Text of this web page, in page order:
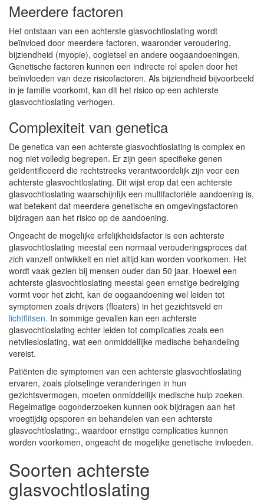
Meerdere factoren
Het ontstaan van een achterste glasvochtloslating wordt
beïnvloed door meerdere factoren, waaronder veroudering,
bijziendheid (myopie), oogletsel en andere oogaandoeningen.
Genetische factoren kunnen een indirecte rol spelen door het
beïnvloeden van deze risicofactoren. Als bijziendheid bijvoorbeeld
in je familie voorkomt, kan dit het risico op een achterste
glasvochtloslating verhogen.
Complexiteit van genetica
De genetica van een achterste glasvochtloslating is complex en
nog niet volledig begrepen. Er zijn geen specifieke genen
geïdentificeerd die rechtstreeks verantwoordelijk zijn voor een
achterste glasvochtloslating. Dit wijst erop dat een achterste
glasvochtloslating waarschijnlijk een multifactoriële aandoening is,
wat betekent dat meerdere genetische en omgevingsfactoren
bijdragen aan het risico op de aandoening.
Ongeacht de mogelijke erfelijkheidsfactor is een achterste
glasvochtloslating meestal een normaal verouderingsproces dat
zich vanzelf ontwikkelt en niet altijd kan worden voorkomen. Het
wordt vaak gezien bij mensen ouder dan 50 jaar. Hoewel een
achterste glasvochtloslating meestal geen ernstige bedreiging
vormt voor het zicht, kan de oogaandoening wel leiden tot
symptomen zoals drijvers (floaters) in het gezichtsveld en
lichtflitsen. In sommige gevallen kan een achterste
glasvochtloslating echter leiden tot complicaties zoals een
netvliesloslating, wat een onmiddellijke medische behandeling
vereist.
Patiënten die symptomen van een achterste glasvochtloslating
ervaren, zoals plotselinge veranderingen in hun
gezichtsvermogen, moeten onmiddellijk medische hulp zoeken.
Regelmatige oogonderzoeken kunnen ook bijdragen aan het
vroegtijdig opsporen en behandelen van een achterste
glasvochtloslating:, waardoor ernstige complicaties kunnen
worden voorkomen, ongeacht de mogelijke genetische invloeden.
Soorten achterste
glasvochtloslating